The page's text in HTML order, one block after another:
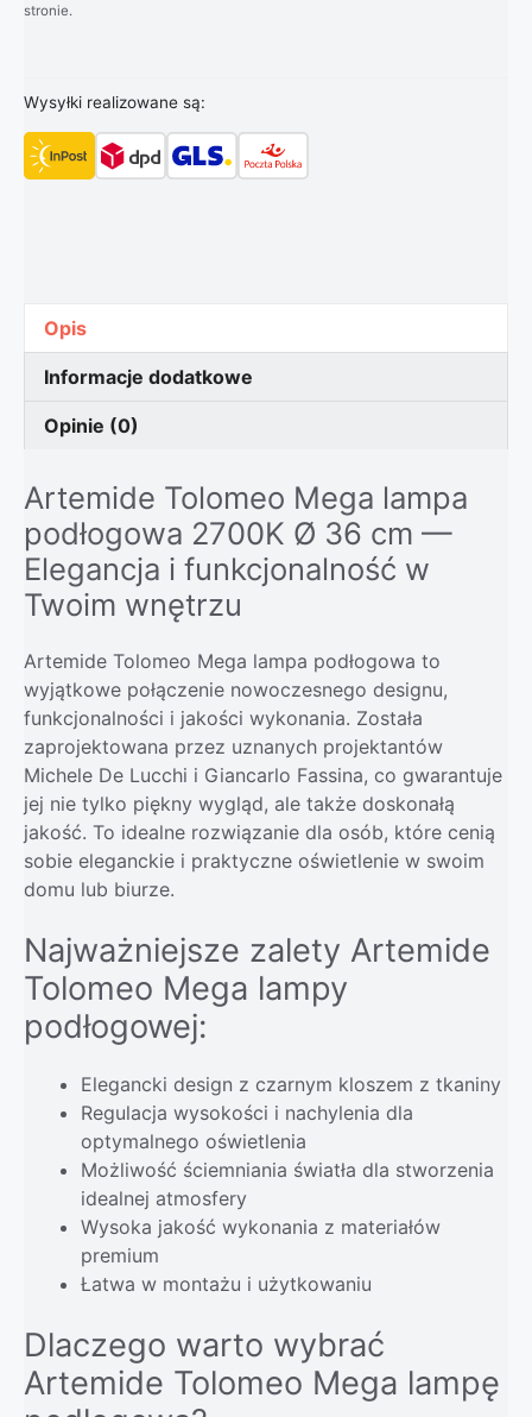
stronie.
Wysyłki realizowane są:
Opis
Informacje dodatkowe
Opinie (0)
Artemide Tolomeo Mega lampa
podłogowa 2700K Ø 36 cm —
Elegancja i funkcjonalność w
Twoim wnętrzu
Artemide Tolomeo Mega lampa podłogowa to
wyjątkowe połączenie nowoczesnego designu,
funkcjonalności i jakości wykonania. Została
zaprojektowana przez uznanych projektantów
Michele De Lucchi i Giancarlo Fassina, co gwarantuje
jej nie tylko piękny wygląd, ale także doskonałą
jakość. To idealne rozwiązanie dla osób, które cenią
sobie eleganckie i praktyczne oświetlenie w swoim
domu lub biurze.
Najważniejsze zalety Artemide
Tolomeo Mega lampy
podłogowej:
Elegancki design z czarnym kloszem z tkaniny
Regulacja wysokości i nachylenia dla
optymalnego oświetlenia
Możliwość ściemniania światła dla stworzenia
idealnej atmosfery
Wysoka jakość wykonania z materiałów
premium
Łatwa w montażu i użytkowaniu
Dlaczego warto wybrać
Artemide Tolomeo Mega lampę